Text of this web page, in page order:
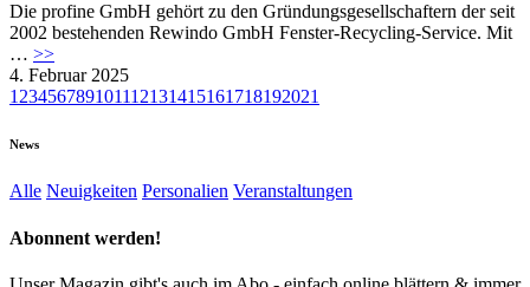
Die profine GmbH gehört zu den Gründungsgesellschaftern der seit
2002 bestehenden Rewindo GmbH Fenster-Recycling-Service. Mit
… >>
4. Februar 2025
123456789101112131415161718192021
News
Alle Neuigkeiten Personalien Veranstaltungen
Abonnent werden!